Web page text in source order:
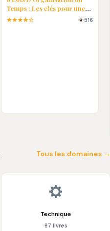
Temps : Les clés pour une
vie plus efficace
★★★★☆ 516
Tous les domaines →
Technique
87 livres